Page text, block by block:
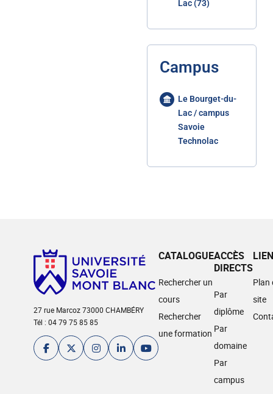
Lac (73)
Campus
Le Bourget-du-
Lac / campus
Savoie
Technolac
27 rue Marcoz 73000 CHAMBÉRY
Tél : 04 79 75 85 85
CATALOGUE
Rechercher un
cours
Rechercher
une formation
ACCÈS
DIRECTS
Par
diplôme
Par
domaine
Par
campus
Plan
site